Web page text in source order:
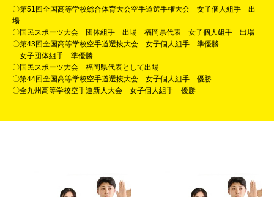
〇第51回全国高等学校総合体育大会空手道選手権大会 女子個人組手 出
場
〇国民スポーツ大会 団体組手 出場 福岡県代表 女子個人組手 出場
〇第43回全国高等学校空手道選抜大会 女子個人組手 準優勝
女子団体組手 準優勝
〇国民スポーツ大会 福岡県代表として出場
〇第44回全国高等学校空手道選抜大会 女子個人組手 優勝
〇全九州高等学校空手道新人大会 女子個人組手 優勝